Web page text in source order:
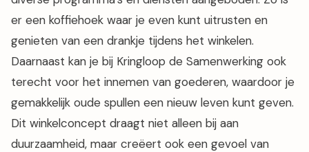
er een koffiehoek waar je even kunt uitrusten en
genieten van een drankje tijdens het winkelen.
Daarnaast kan je bij Kringloop de Samenwerking ook
terecht voor het innemen van goederen, waardoor je
gemakkelijk oude spullen een nieuw leven kunt geven.
Dit winkelconcept draagt niet alleen bij aan
duurzaamheid, maar creëert ook een gevoel van